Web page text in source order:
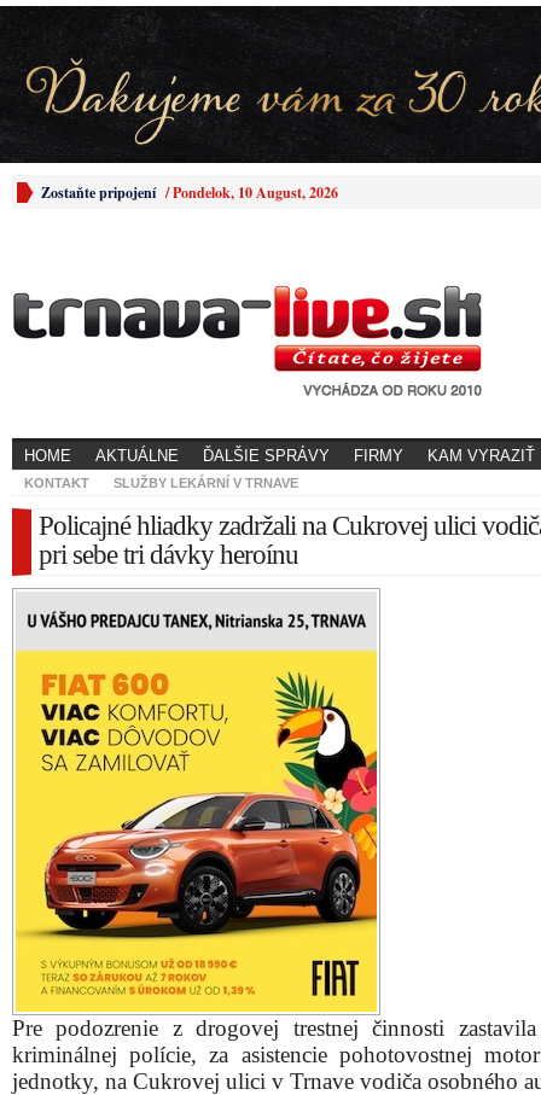
Zostaňte pripojení /Pondelok, 10 August, 2026
HOME AKTUÁLNE ĎALŠIE SPRÁVY FIRMY KAM VYRAZIŤ
KONTAKT SLUŽBY LEKÁRNÍ V TRNAVE
Policajné hliadky zadržali na Cukrovej ulici
pri sebe tri dávky heroínu
Pre podozrenie z drogovej trestnej činnosti
kriminálnej polície, za asistencie pohotovostnej
jednotky, na Cukrovej ulici v Trnave vodiča osobného